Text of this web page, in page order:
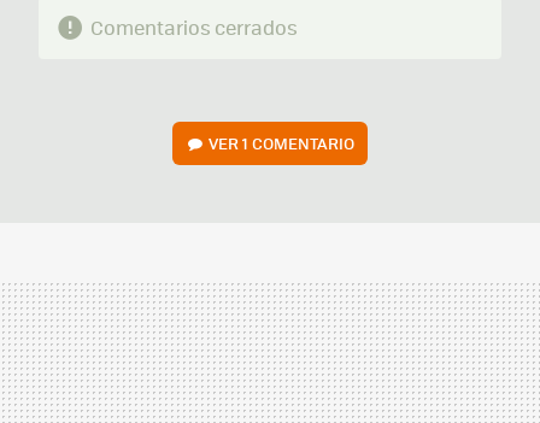
Comentarios cerrados
VER1 COMENTARIO